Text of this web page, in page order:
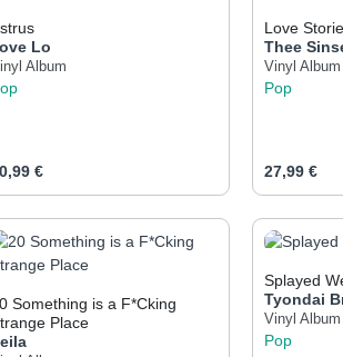
gewünschten Wert ein
Lo
Album
Preis:
€
Produkt Anzahl: Gib den
Love
Thee
Vinyl Album
Pop
Regulärer
27,99 €
Something is a F*Cking
Place
Splayed
Tyondai
Vinyl Album
Pop